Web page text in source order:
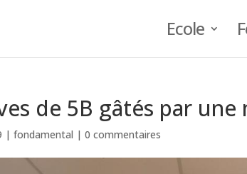
Ecole
de 5B gâtés par
|fondamental |0 commentaires